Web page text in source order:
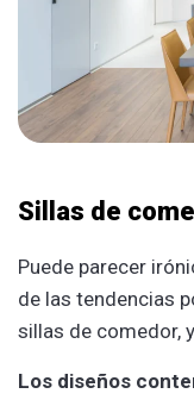
Sillas de
Puede parecer
de las tendencias
sillas de comedor,
Los diseños